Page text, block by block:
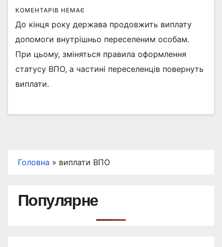
КОМЕНТАРІВ НЕМАЄ
До кінця року держава продовжить виплату
допомоги внутрішньо переселеним особам.
При цьому, зміняться правила оформлення
статусу ВПО, а частині переселенців повернуть
виплати.
Головна » виплати ВПО
Популярне